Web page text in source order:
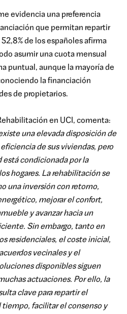
evidencia una preferencia
que permitan repartir
de los españoles afirma
asumir una cuota mensual
puntual, aunque la mayoría de
la financiación
de propietarios.
en UCI, comenta:
una elevada disposición de
de sus viviendas, pero
condicionada por la
hogares. La rehabilitación se
una inversión con retorno,
mejorar el confort,
y avanzar hacia un
Sin embargo, tanto en
residenciales, el coste inicial,
vecinales y el
disponibles siguen
actuaciones. Por ello, la
clave para repartir el
facilitar el consenso y